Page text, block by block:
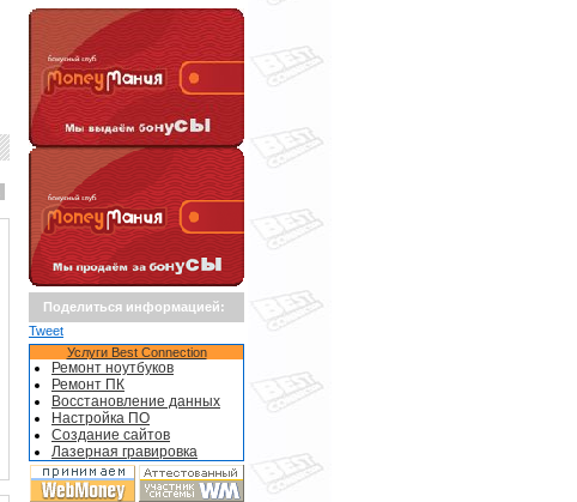
Поделиться информацией:
Tweet
Услуги Best Connection
Ремонт ноутбуков
Ремонт ПК
Восстановление данных
Настройка ПО
Создание сайтов
Лазерная гравировка